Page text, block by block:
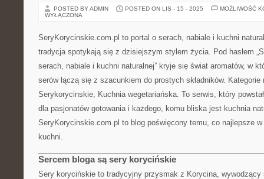
POSTED BY ADMIN POSTED ON LIS - 15 - 2025
MOŻLIWOŚĆ
WYŁĄCZONA
SeryKorycinskie.com.pl to portal o serach, nabiale i kuchni
tradycja spotykają się z dzisiejszym stylem życia. Pod hasłem
serach, nabiale i kuchni naturalnej” kryje się świat aromatów, w
serów łączą się z szacunkiem do prostych składników.
Serykorycinskie, Kuchnia wegetariańska. To serwis, który
dla pasjonatów gotowania i każdego, komu bliska jest kuchnia
SeryKorycinskie.com.pl to blog poświęcony temu, co najlepsze
kuchni.
Sercem bloga są sery korycińskie
Sery korycińskie to tradycyjny przysmak z Korycina,